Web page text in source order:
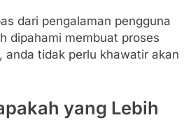
dari pengalaman pengguna
dipahami membuat proses
anda tidak perlu khawatir akan
yang Lebih